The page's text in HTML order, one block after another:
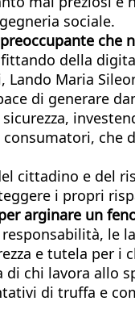
sociale.
della
Lando Maria
di generare
che
cittadino e del
i propri
arginare un
le
e tutela per i
di chi lavora
di truffa e